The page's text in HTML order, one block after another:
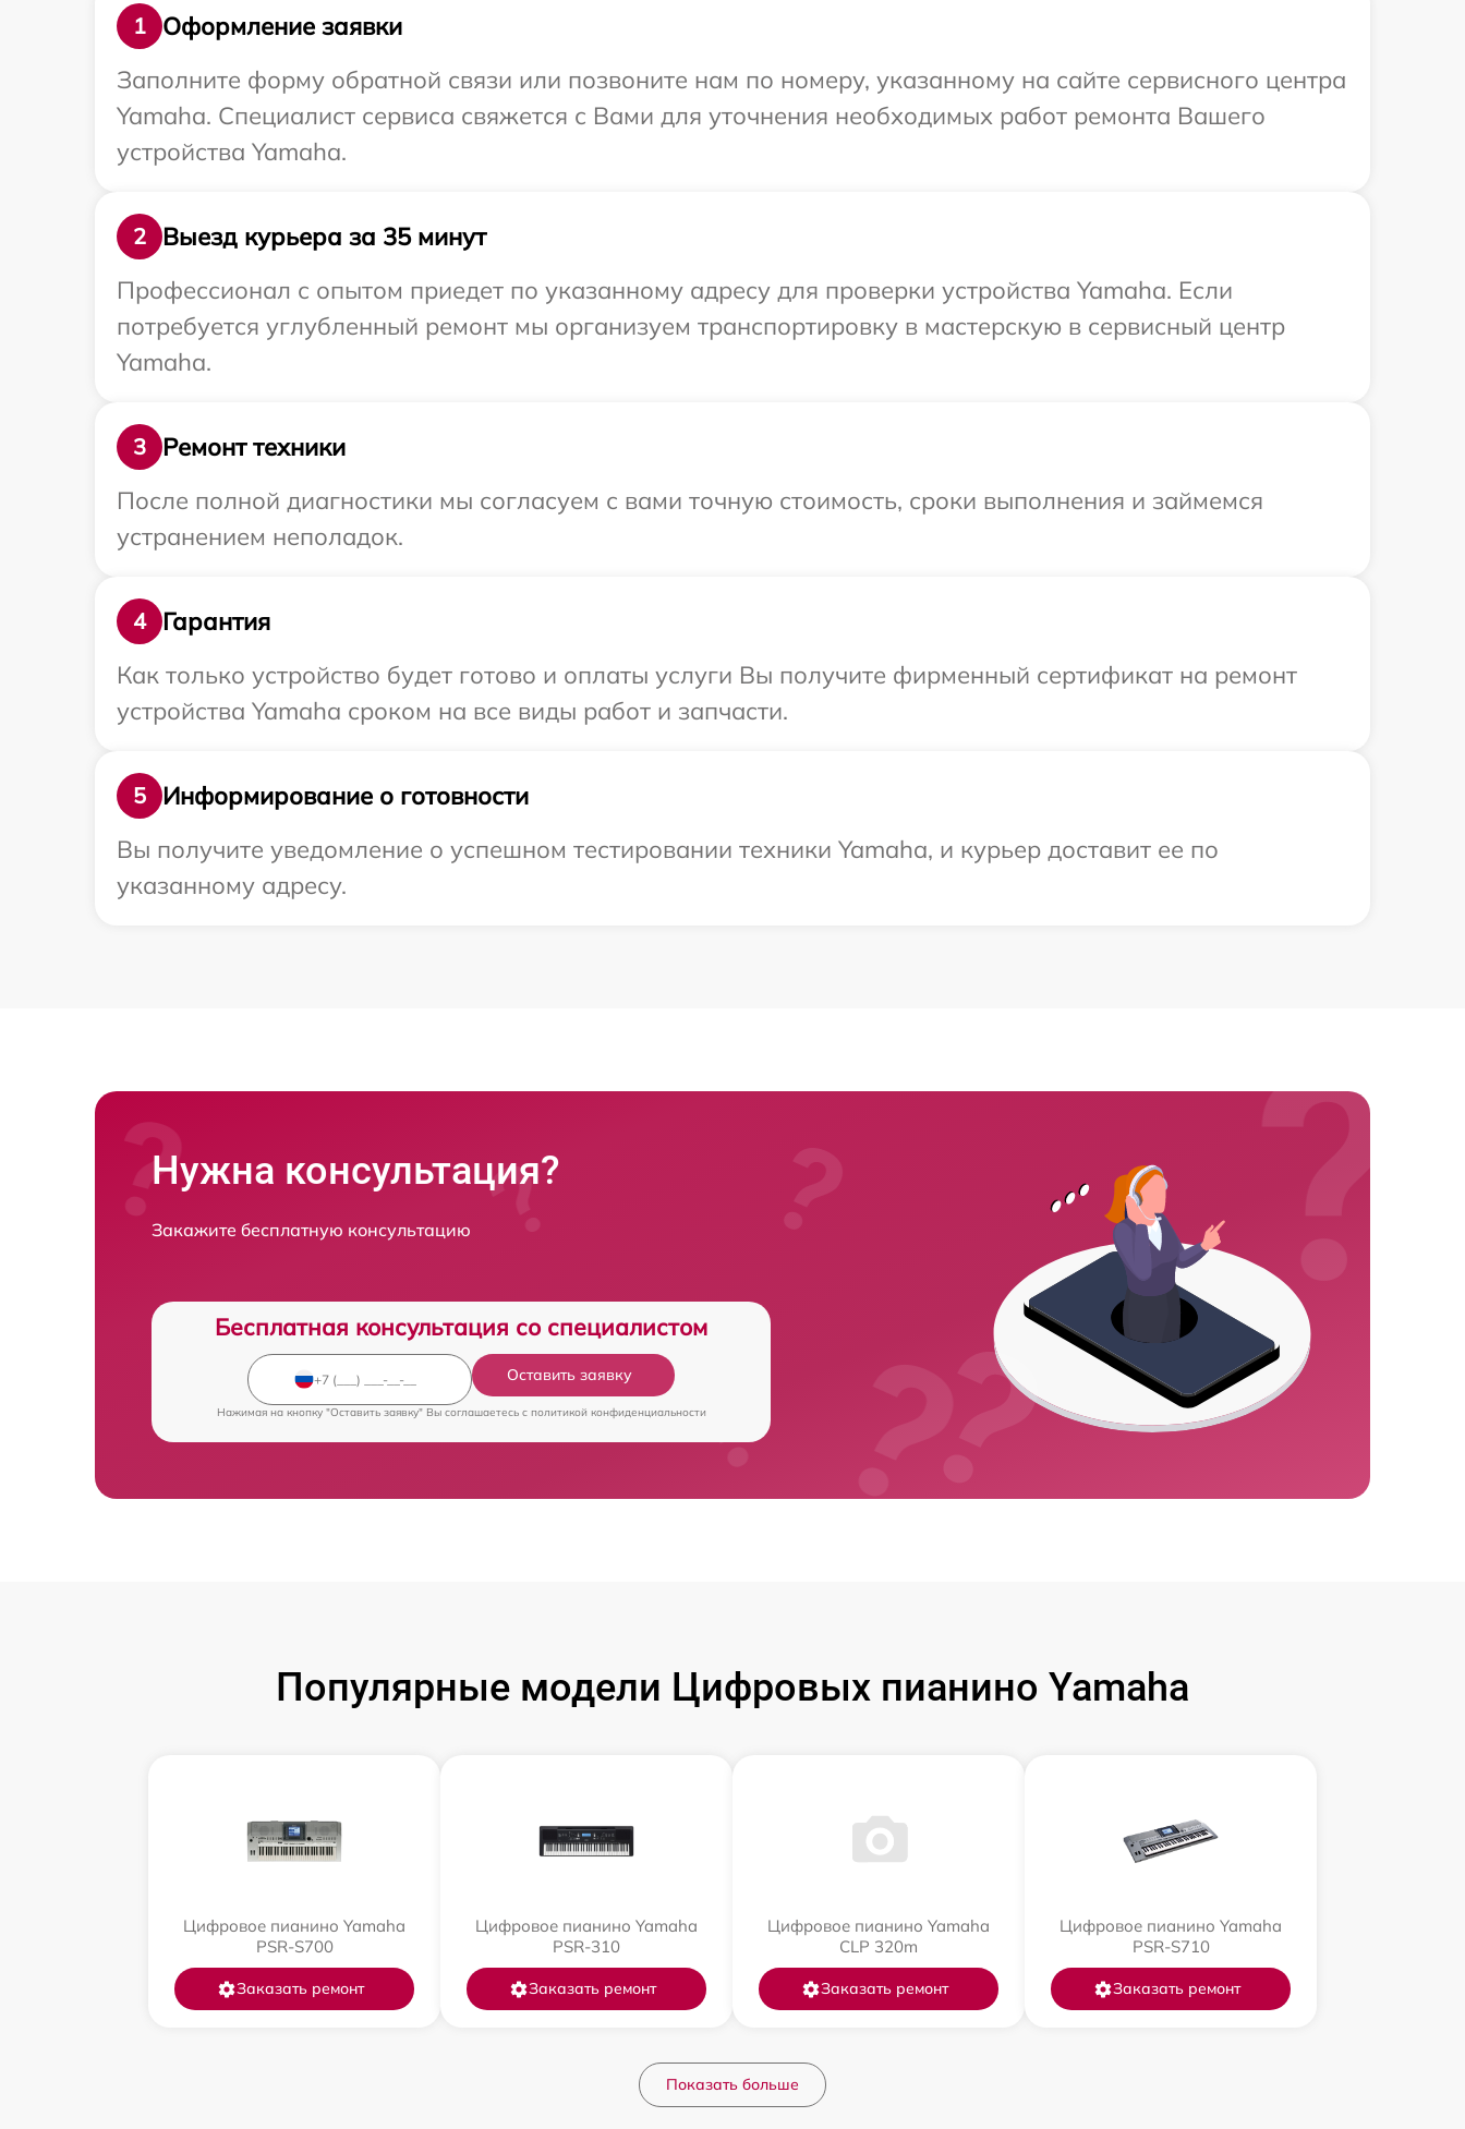
1
Оформление заявки
Заполните форму обратной связи или позвоните нам по номеру, указанному на сайте сервисного центра
Yamaha. Специалист сервиса свяжется с Вами для уточнения необходимых работ ремонта Вашего
устройства Yamaha.
2
Выезд курьера за 35 минут
Профессионал с опытом приедет по указанному адресу для проверки устройства Yamaha. Если
потребуется углубленный ремонт мы организуем транспортировку в мастерскую в сервисный центр
Yamaha.
3
Ремонт техники
После полной диагностики мы согласуем с вами точную стоимость, сроки выполнения и займемся
устранением неполадок.
4
Гарантия
Как только устройство будет готово и оплаты услуги Вы получите фирменный сертификат на ремонт
устройства Yamaha сроком на все виды работ и запчасти.
5
Информирование о готовности
Вы получите уведомление о успешном тестировании техники Yamaha, и курьер доставит ее по
указанному адресу.
Нужна консультация?
Закажите бесплатную консультацию
Бесплатная консультация со специалистом
Оставить заявку
Нажимая на кнопку "Оставить заявку" Вы соглашаетесь c политикой конфиденциальности
Популярные модели Цифровых пианино Yamaha
Цифровое пианино Yamaha
PSR-S700
Заказать ремонт
Цифровое пианино Yamaha
PSR-310
Заказать ремонт
Цифровое пианино Yamaha
CLP 320m
Заказать ремонт
Цифровое пианино Yamaha
PSR-S710
Заказать ремонт
Показать больше